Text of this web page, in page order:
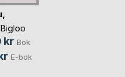
kr Bok
E-bok